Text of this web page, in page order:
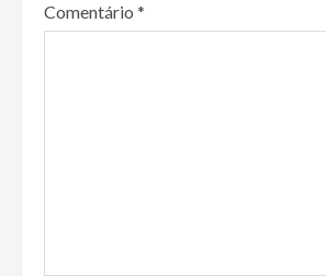
Comentário *